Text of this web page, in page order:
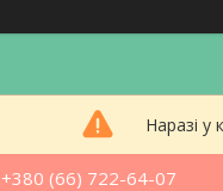
Наразі у
+380 (66) 722-64-07